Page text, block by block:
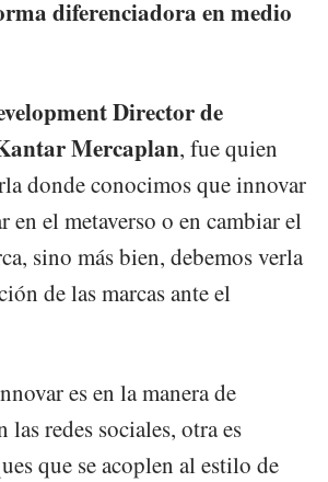
diferenciadora en medio
Director de
Mercaplan, fue quien
donde conocimos que innovar
en el metaverso o en cambiar el
sino más bien, debemos verla
de las marcas ante el
es en la manera de
las redes sociales, otra es
que se acoplen al estilo de